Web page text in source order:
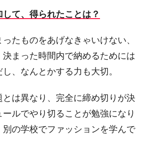
、得られたことは？
ったものをあげなきゃいけない、
決まった時間内で納めるためには
、なんとかする力も大切。
は異なり、完全に締め切りが決
ールでやり切ることが勉強になり
別の学校でファッションを学んで